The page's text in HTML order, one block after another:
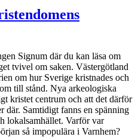
Signum där du kan läsa om
tvivel om saken. Västergötland
om hur Sverige kristnades och
till stånd. Nya arkeologiska
kristet centrum och att det därför
där. Samtidigt fanns en spänning
lokalsamhället. Varför var
så impopulära i Varnhem?